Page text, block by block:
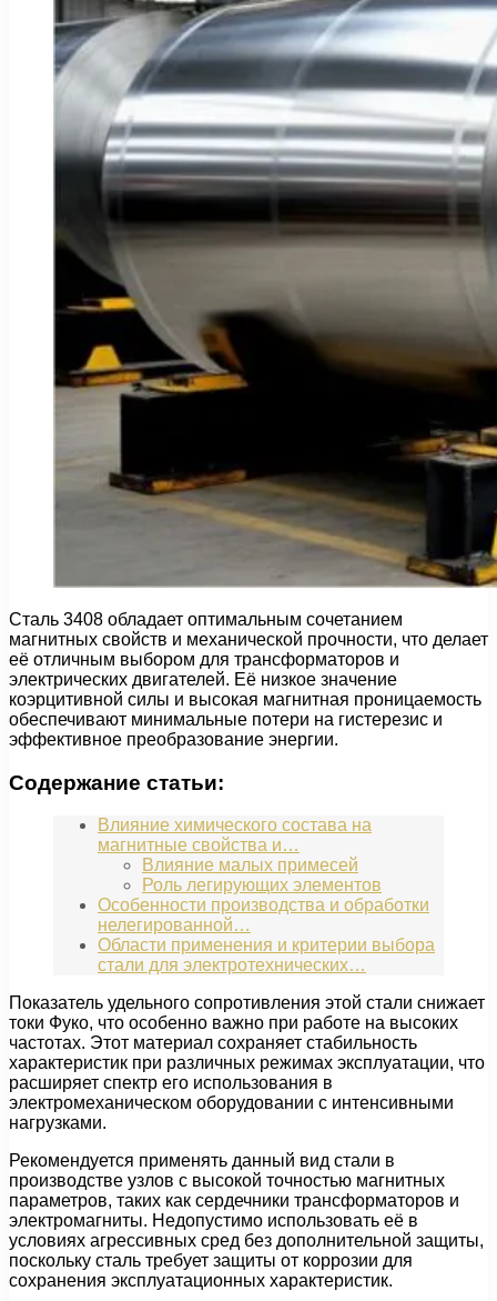
Сталь 3408 обладает оптимальным сочетанием
магнитных свойств и механической прочности, что делает
её отличным выбором для трансформаторов и
электрических двигателей. Её низкое значение
коэрцитивной силы и высокая магнитная проницаемость
обеспечивают минимальные потери на гистерезис и
эффективное преобразование энергии.
Содержание статьи:
Влияние химического состава на
магнитные свойства и…
Влияние малых примесей
Роль легирующих элементов
Особенности производства и обработки
нелегированной…
Области применения и критерии выбора
стали для электротехнических…
Показатель удельного сопротивления этой стали снижает
токи Фуко, что особенно важно при работе на высоких
частотах. Этот материал сохраняет стабильность
характеристик при различных режимах эксплуатации, что
расширяет спектр его использования в
электромеханическом оборудовании с интенсивными
нагрузками.
Рекомендуется применять данный вид стали в
производстве узлов с высокой точностью магнитных
параметров, таких как сердечники трансформаторов и
электромагниты. Недопустимо использовать её в
условиях агрессивных сред без дополнительной защиты,
поскольку сталь требует защиты от коррозии для
сохранения эксплуатационных характеристик.